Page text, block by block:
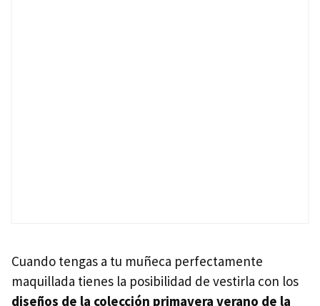
Cuando tengas a tu muñeca perfectamente
maquillada tienes la posibilidad de vestirla con los
diseños de la colección primavera verano de la